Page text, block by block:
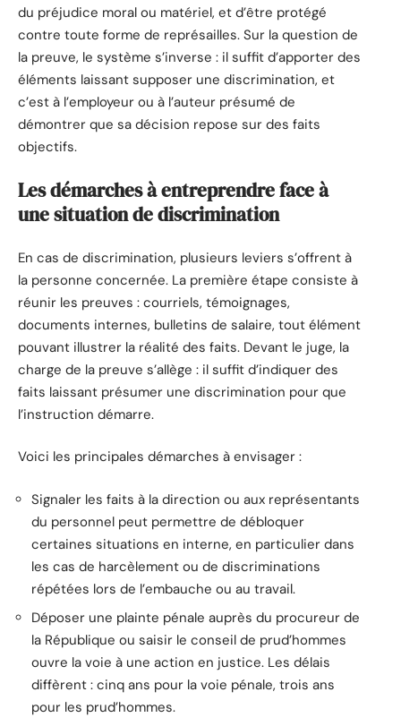
du préjudice moral ou matériel, et d’être protégé
contre toute forme de représailles. Sur la question de
la preuve, le système s’inverse : il suffit d’apporter des
éléments laissant supposer une discrimination, et
c’est à l’employeur ou à l’auteur présumé de
démontrer que sa décision repose sur des faits
objectifs.
Les démarches à entreprendre face à
une situation de discrimination
En cas de discrimination, plusieurs leviers s’offrent à
la personne concernée. La première étape consiste à
réunir les preuves : courriels, témoignages,
documents internes, bulletins de salaire, tout élément
pouvant illustrer la réalité des faits. Devant le juge, la
charge de la preuve s’allège : il suffit d’indiquer des
faits laissant présumer une discrimination pour que
l’instruction démarre.
Voici les principales démarches à envisager :
Signaler les faits à la direction ou aux représentants
du personnel peut permettre de débloquer
certaines situations en interne, en particulier dans
les cas de harcèlement ou de discriminations
répétées lors de l’embauche ou au travail.
Déposer une plainte pénale auprès du procureur de
la République ou saisir le conseil de prud’hommes
ouvre la voie à une action en justice. Les délais
diffèrent : cinq ans pour la voie pénale, trois ans
pour les prud’hommes.